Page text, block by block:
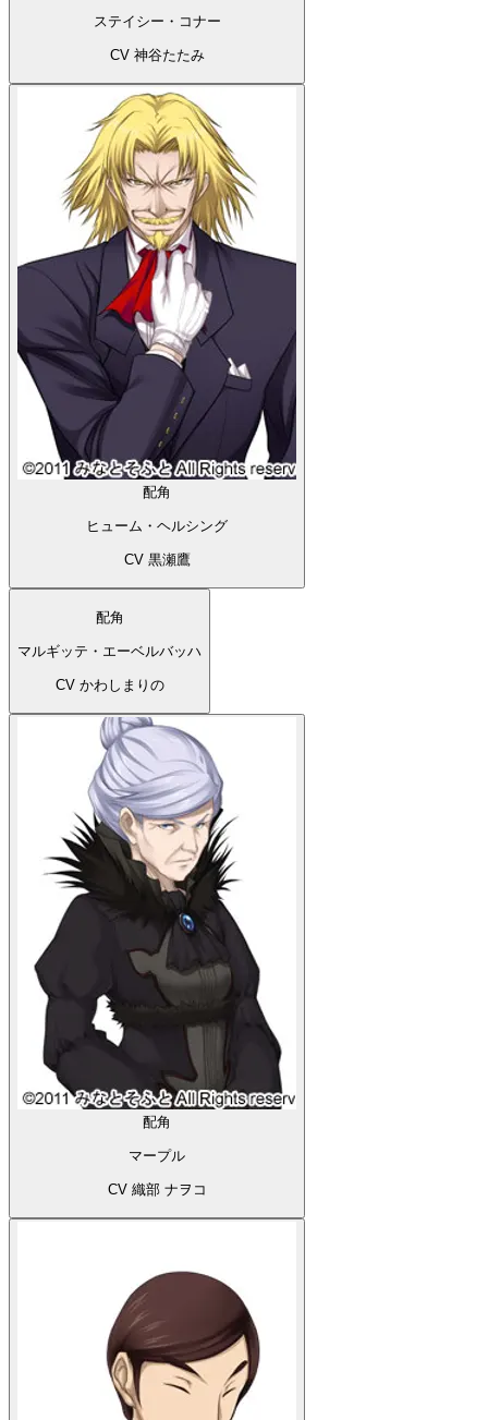
クラウディオ・ネエロ
CV 紫一郎
配角
ステイシー・コナー
CV 神谷たたみ
配角
ヒューム・ヘルシング
マルギッテ・エーベルバッハ
CV かわしまりの